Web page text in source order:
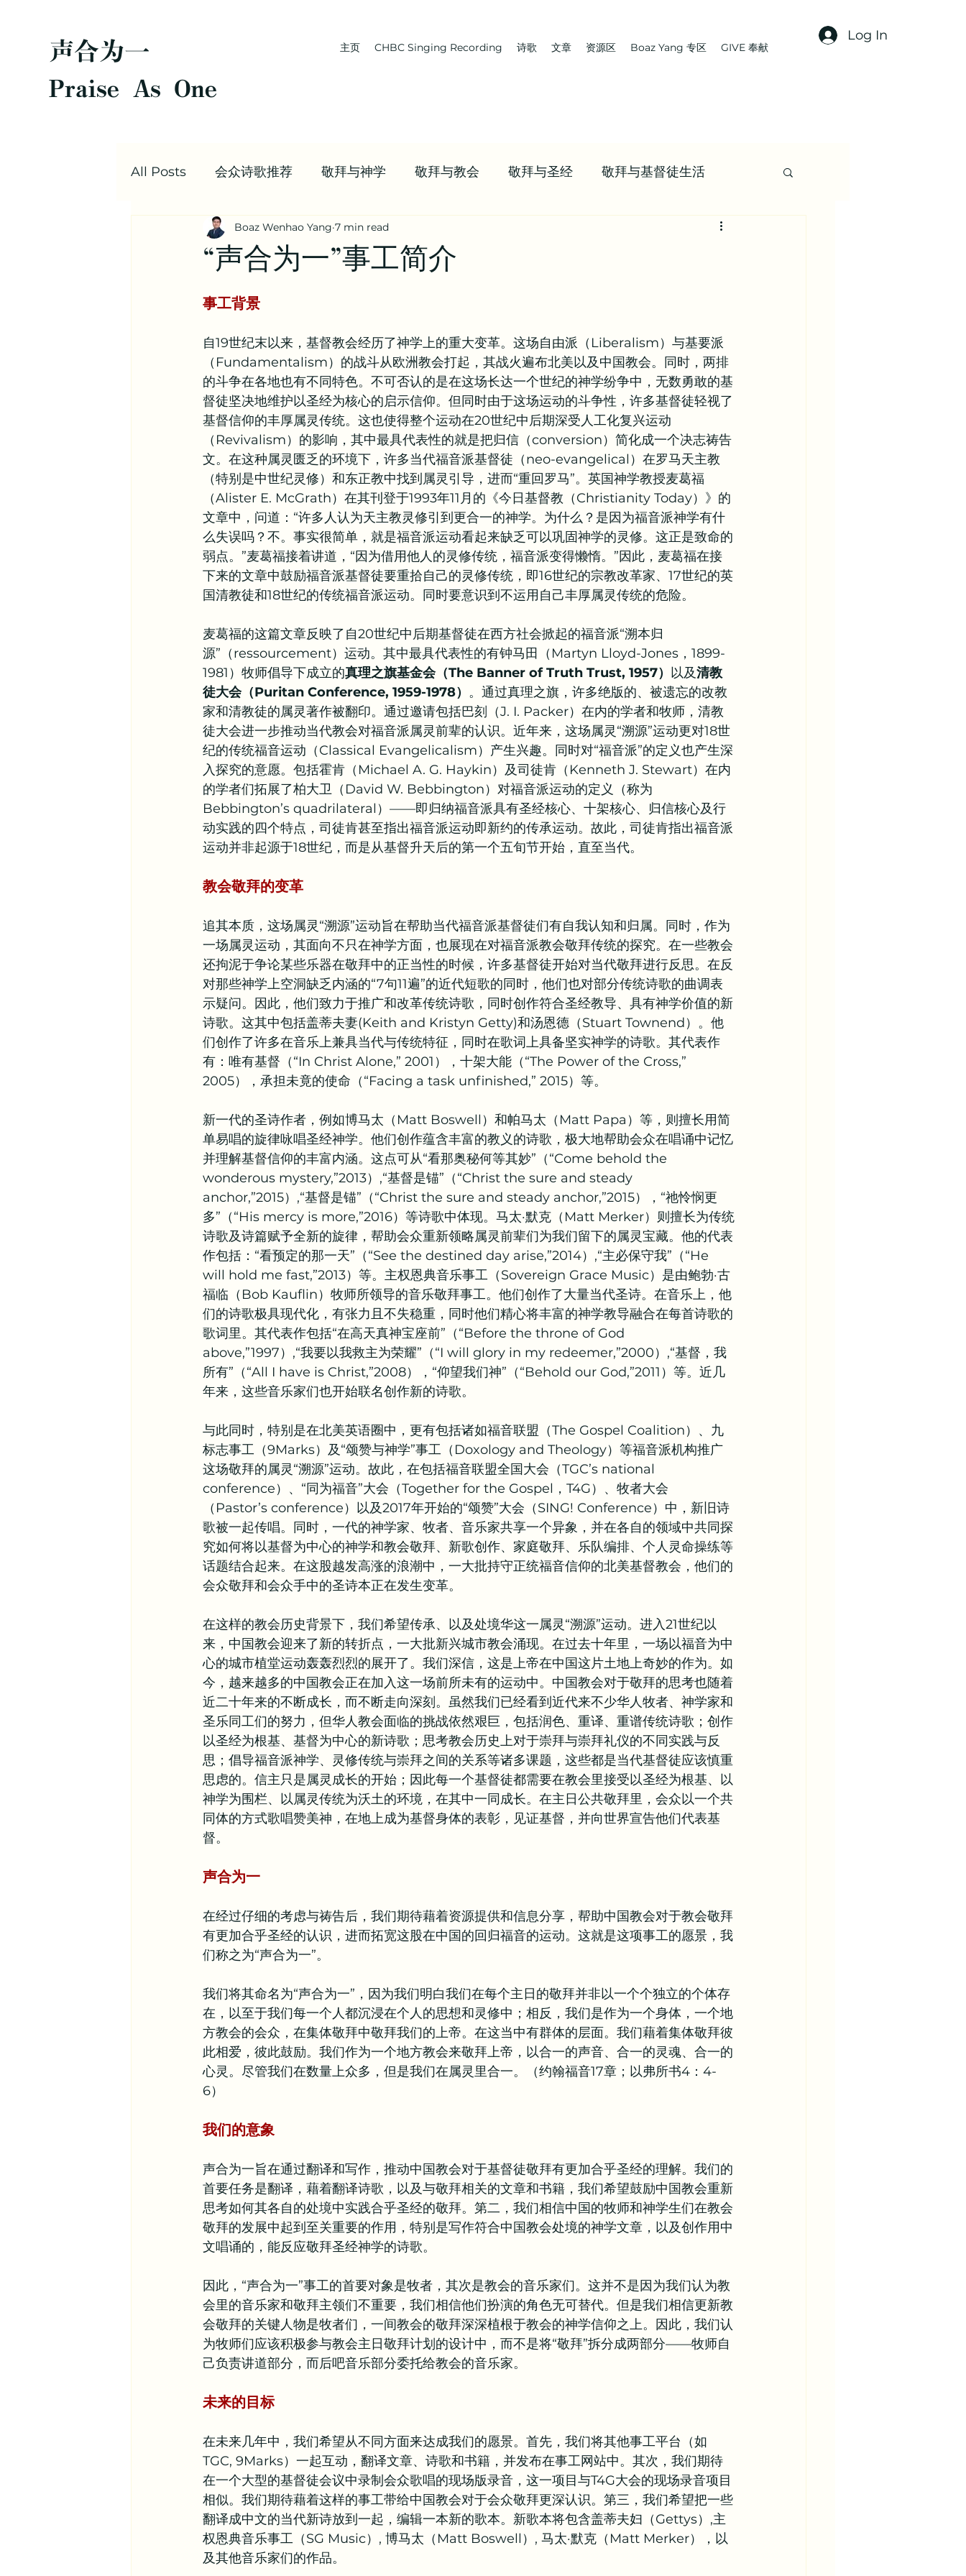
声合为一
Praise As One
主页 CHBC Singing Recording 诗歌 文章 资源区 Boaz Yang 专区 GIVE 奉献
Log In
All Posts 会众诗歌推荐 敬拜与神学 敬拜与教会 敬拜与圣经 敬拜与基督徒生活
圣经每日灵修 Boaz | 教会 | 学习牧养
其他信仰资源 异象谷 教牧问答 书籍推荐
“声合为一”事工简介
Boaz Wenhao Yang 7 min read
事工背景
自19世纪末以来，基督教会经历了神学上的重大变革。这场自由派（Liberalism）与基要派
（Fundamentalism）的战斗从欧洲教会打起，其战火遍布北美以及中国教会。同时，两排
的斗争在各地也有不同特色。不可否认的是在这场长达一个世纪的神学纷争中，无数勇敢的基
督徒坚决地维护以圣经为核心的启示信仰。但同时由于这场运动的斗争性，许多基督徒轻视了
基督信仰的丰厚属灵传统。这也使得整个运动在20世纪中后期深受人工化复兴运动
（Revivalism）的影响，其中最具代表性的就是把归信（conversion）简化成一个决志祷告
文。在这种属灵匮乏的环境下，许多当代福音派基督徒（neo-evangelical）在罗马天主教
（特别是中世纪灵修）和东正教中找到属灵引导，进而“重回罗马”。英国神学教授麦葛福
（Alister E. McGrath）在其刊登于1993年11月的《今日基督教（Christianity Today）》的
文章中，问道：“许多人认为天主教灵修引到更合一的神学。为什么？是因为福音派神学有什
么失误吗？不。事实很简单，就是福音派运动看起来缺乏可以巩固神学的灵修。这正是致命的
弱点。”麦葛福接着讲道，“因为借用他人的灵修传统，福音派变得懒惰。”因此，麦葛福在接
下来的文章中鼓励福音派基督徒要重拾自己的灵修传统，即16世纪的宗教改革家、17世纪的英
国清教徒和18世纪的传统福音派运动。同时要意识到不运用自己丰厚属灵传统的危险。
麦葛福的这篇文章反映了自20世纪中后期基督徒在西方社会掀起的福音派“溯本归
源”（ressourcement）运动。其中最具代表性的有钟马田（Martyn Lloyd-Jones，1899-
1981）牧师倡导下成立的真理之旗基金会（The Banner of Truth Trust, 1957） 以及清教
徒大会（Puritan Conference, 1959-1978） 。通过真理之旗，许多绝版的、被遗忘的改教
家和清教徒的属灵著作被翻印。通过邀请包括巴刻（J. I. Packer）在内的学者和牧师，清教
徒大会进一步推动当代教会对福音派属灵前辈的认识。近年来，这场属灵“溯源”运动更对18世
纪的传统福音运动（Classical Evangelicalism）产生兴趣。同时对“福音派”的定义也产生深
入探究的意愿。包括霍肯（Michael A. G. Haykin）及司徒肯（Kenneth J. Stewart）在内
的学者们拓展了柏大卫（David W. Bebbington）对福音派运动的定义（称为
Bebbington’s quadrilateral）——即归纳福音派具有圣经核心、十架核心、归信核心及行
动实践的四个特点，司徒肯甚至指出福音派运动即新约的传承运动。故此，司徒肯指出福音派
运动并非起源于18世纪，而是从基督升天后的第一个五旬节开始，直至当代。
教会敬拜的变革
追其本质，这场属灵“溯源”运动旨在帮助当代福音派基督徒们有自我认知和归属。同时，作为
一场属灵运动，其面向不只在神学方面，也展现在对福音派教会敬拜传统的探究。在一些教会
还拘泥于争论某些乐器在敬拜中的正当性的时候，许多基督徒开始对当代敬拜进行反思。在反
对那些神学上空洞缺乏内涵的“7句11遍”的近代短歌的同时，他们也对部分传统诗歌的曲调表
示疑问。因此，他们致力于推广和改革传统诗歌，同时创作符合圣经教导、具有神学价值的新
诗歌。这其中包括盖蒂夫妻(Keith and Kristyn Getty)和汤恩德（Stuart Townend）。他
们创作了许多在音乐上兼具当代与传统特征，同时在歌词上具备坚实神学的诗歌。其代表作
有：唯有基督（“In Christ Alone,” 2001），十架大能（“The Power of the Cross,”
2005），承担未竟的使命（“Facing a task unfinished,” 2015）等。
新一代的圣诗作者，例如博马太（Matt Boswell）和帕马太（Matt Papa）等，则擅长用简
单易唱的旋律咏唱圣经神学。他们创作蕴含丰富的教义的诗歌，极大地帮助会众在唱诵中记忆
并理解基督信仰的丰富内涵。这点可从“看那奥秘何等其妙”（“Come behold the
wonderous mystery,”2013）,“基督是锚”（“Christ the sure and steady
anchor,”2015）,“基督是锚”（“Christ the sure and steady anchor,”2015），“祂怜悯更
多”（“His mercy is more,”2016）等诗歌中体现。马太·默克（Matt Merker）则擅长为传统
诗歌及诗篇赋予全新的旋律，帮助会众重新领略属灵前辈们为我们留下的属灵宝藏。他的代表
作包括：“看预定的那一天”（“See the destined day arise,”2014）,“主必保守我”（“He
will hold me fast,”2013）等。主权恩典音乐事工（Sovereign Grace Music）是由鲍勃·古
福临（Bob Kauflin）牧师所领导的音乐敬拜事工。他们创作了大量当代圣诗。在音乐上，他
们的诗歌极具现代化，有张力且不失稳重，同时他们精心将丰富的神学教导融合在每首诗歌的
歌词里。其代表作包括“在高天真神宝座前”（“Before the throne of God
above,”1997）,“我要以我救主为荣耀”（“I will glory in my redeemer,”2000）,“基督，我
所有”（“All I have is Christ,”2008），“仰望我们神”（“Behold our God,”2011）等。近几
年来，这些音乐家们也开始联名创作新的诗歌。
与此同时，特别是在北美英语圈中，更有包括诸如福音联盟（The Gospel Coalition）、九
标志事工（9Marks）及“颂赞与神学”事工（Doxology and Theology）等福音派机构推广
这场敬拜的属灵“溯源”运动。故此，在包括福音联盟全国大会（TGC’s national
conference）、“同为福音”大会（Together for the Gospel，T4G）、牧者大会
（Pastor’s conference）以及2017年开始的“颂赞”大会（SING! Conference）中，新旧诗
歌被一起传唱。同时，一代的神学家、牧者、音乐家共享一个异象，并在各自的领域中共同探
究如何将以基督为中心的神学和教会敬拜、新歌创作、家庭敬拜、乐队编排、个人灵命操练等
话题结合起来。在这股越发高涨的浪潮中，一大批持守正统福音信仰的北美基督教会，他们的
会众敬拜和会众手中的圣诗本正在发生变革。
在这样的教会历史背景下，我们希望传承、以及处境华这一属灵“溯源”运动。进入21世纪以
来，中国教会迎来了新的转折点，一大批新兴城市教会涌现。在过去十年里，一场以福音为中
心的城市植堂运动轰轰烈烈的展开了。我们深信，这是上帝在中国这片土地上奇妙的作为。如
今，越来越多的中国教会正在加入这一场前所未有的运动中。中国教会对于敬拜的思考也随着
近二十年来的不断成长，而不断走向深刻。虽然我们已经看到近代来不少华人牧者、神学家和
圣乐同工们的努力，但华人教会面临的挑战依然艰巨，包括润色、重译、重谱传统诗歌；创作
以圣经为根基、基督为中心的新诗歌；思考教会历史上对于崇拜与崇拜礼仪的不同实践与反
思；倡导福音派神学、灵修传统与崇拜之间的关系等诸多课题，这些都是当代基督徒应该慎重
思虑的。信主只是属灵成长的开始；因此每一个基督徒都需要在教会里接受以圣经为根基、以
神学为围栏、以属灵传统为沃土的环境，在其中一同成长。在主日公共敬拜里，会众以一个共
同体的方式歌唱赞美神，在地上成为基督身体的表彰，见证基督，并向世界宣告他们代表基
督。
声合为一
在经过仔细的考虑与祷告后，我们期待藉着资源提供和信息分享，帮助中国教会对于教会敬拜
有更加合乎圣经的认识，进而拓宽这股在中国的回归福音的运动。这就是这项事工的愿景，我
们称之为“声合为一”。
我们将其命名为“声合为一”，因为我们明白我们在每个主日的敬拜并非以一个个独立的个体存
在，以至于我们每一个人都沉浸在个人的思想和灵修中；相反，我们是作为一个身体，一个地
方教会的会众，在集体敬拜中敬拜我们的上帝。在这当中有群体的层面。我们藉着集体敬拜彼
此相爱，彼此鼓励。我们作为一个地方教会来敬拜上帝，以合一的声音、合一的灵魂、合一的
心灵。尽管我们在数量上众多，但是我们在属灵里合一。（约翰福音17章；以弗所书4：4-
6）
我们的意象
声合为一旨在通过翻译和写作，推动中国教会对于基督徒敬拜有更加合乎圣经的理解。我们的
首要任务是翻译，藉着翻译诗歌，以及与敬拜相关的文章和书籍，我们希望鼓励中国教会重新
思考如何其各自的处境中实践合乎圣经的敬拜。第二，我们相信中国的牧师和神学生们在教会
敬拜的发展中起到至关重要的作用，特别是写作符合中国教会处境的神学文章，以及创作用中
文唱诵的，能反应敬拜圣经神学的诗歌。
因此，“声合为一”事工的首要对象是牧者，其次是教会的音乐家们。这并不是因为我们认为教
会里的音乐家和敬拜主领们不重要，我们相信他们扮演的角色无可替代。但是我们相信更新教
会敬拜的关键人物是牧者们，一间教会的敬拜深深植根于教会的神学信仰之上。因此，我们认
为牧师们应该积极参与教会主日敬拜计划的设计中，而不是将“敬拜”拆分成两部分——牧师自
己负责讲道部分，而后吧音乐部分委托给教会的音乐家。
未来的目标
在未来几年中，我们希望从不同方面来达成我们的愿景。首先，我们将其他事工平台（如
TGC, 9Marks）一起互动，翻译文章、诗歌和书籍，并发布在事工网站中。其次，我们期待
在一个大型的基督徒会议中录制会众歌唱的现场版录音，这一项目与T4G大会的现场录音项目
相似。我们期待藉着这样的事工带给中国教会对于会众敬拜更深认识。第三，我们希望把一些
翻译成中文的当代新诗放到一起，编辑一本新的歌本。新歌本将包含盖蒂夫妇（Gettys）,主
权恩典音乐事工（SG Music）, 博马太（Matt Boswell）, 马太·默克（Matt Merker），以
及其他音乐家们的作品。